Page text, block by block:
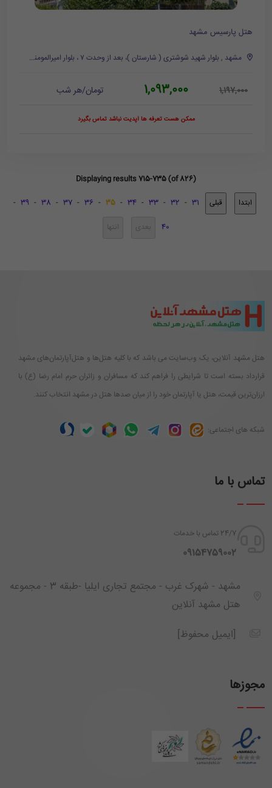
هتل پارسیس مشهد
مشهد , بلوار شهید شوشتری ( شارستان )، بعد از وحدت ۷ ، بلوار امیرالمومنین، ساختمان دوم سمت راست
1,197,000
1,093,000 تومان/هر شب
ممکن هست تعرفه ها آپدیت نباشد تماس بگیرد
Displaying results 715-735 (of 826)
31
-
32
-
33
-
34
-
35
-
36
-
37
-
38
-
39
-
40
هتل مشهد آنلاین، یک وب‌سایت می باشد که با کلیه هتل‌ها و هتل‌آپارتمان‌های مشهد
قرارداد بسته است تا شرایطی را فراهم کند که مسافران و زائران حرم امام رضا (ع) با
ارزان‌ترین قیمت، هتل یا آپارتمان خود را از میان صدها هتل در مشهد انتخاب کنند.
شبکه های اجتماعی:
تماس با ما
24/7 تماس با خدمات
‪ 09154759002
مشهد - شهرک غرب - مجتمع تجاری ایلیا -طبقه 3 - مجموعه
هتل مشهد آنلاین
[ایمیل محفوظ]
مجوزها